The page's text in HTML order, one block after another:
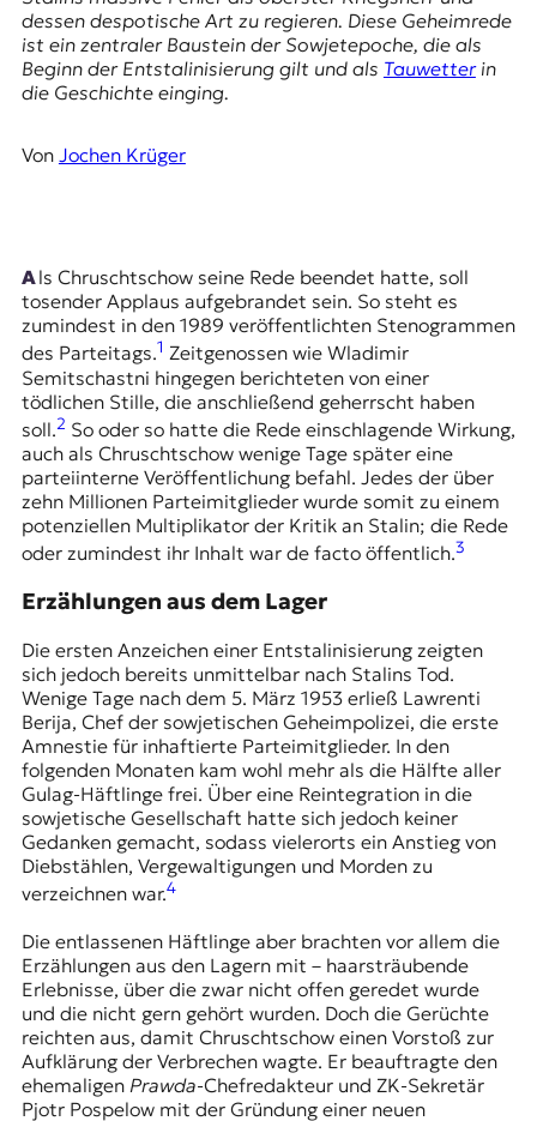
O
D
E
i
s
s
e
n
,
o
u
r
n
a
l
s
u
s
u
n
d
M
e
d
e
n
o
m
p
e
t
e
n
z
dessen despotische Art zu regieren. Diese Geheimrede
ist ein zentraler Baustein der Sowjetepoche, die als
Beginn der Entstalinisierung gilt und als Tauwetterin
die Geschichte einging.
Von Jochen Krüger
Als Chruschtschow seine Rede beendet hatte, soll
tosender Applaus aufgebrandet sein. So steht es
zumindest in den 1989 veröffentlichten Stenogrammen
des Parteitags.1 Zeitgenossen wie Wladimir
Semitschastni hingegen berichteten von einer
tödlichen Stille, die anschließend geherrscht haben
soll.2 So oder so hatte die Rede einschlagende Wirkung,
auch als Chruschtschow wenige Tage später eine
parteiinterne Veröffentlichung befahl. Jedes der über
zehn Millionen Parteimitglieder wurde somit zu einem
potenziellen Multiplikator der Kritik an Stalin; die Rede
oder zumindest ihr Inhalt war de facto öffentlich.3
Erzählungen aus dem Lager
Die ersten Anzeichen einer Entstalinisierung zeigten
sich jedoch bereits unmittelbar nach Stalins Tod.
Wenige Tage nach dem 5. März 1953 erließ Lawrenti
Berija, Chef der sowjetischen Geheimpolizei, die erste
Amnestie für inhaftierte Parteimitglieder. In den
folgenden Monaten kam wohl mehr als die Hälfte aller
Gulag-Häftlinge frei. Über eine Reintegration in die
sowjetische Gesellschaft hatte sich jedoch keiner
Gedanken gemacht, sodass vielerorts ein Anstieg von
Diebstählen, Vergewaltigungen und Morden zu
verzeichnen war.4
Die entlassenen Häftlinge aber brachten vor allem die
Erzählungen aus den Lagern mit – haarsträubende
Erlebnisse, über die zwar nicht offen geredet wurde
und die nicht gern gehört wurden. Doch die Gerüchte
reichten aus, damit Chruschtschow einen Vorstoß zur
Aufklärung der Verbrechen wagte. Er beauftragte den
ehemaligen Prawda-Chefredakteur und ZK-Sekretär
Pjotr Pospelow mit der Gründung einer neuen